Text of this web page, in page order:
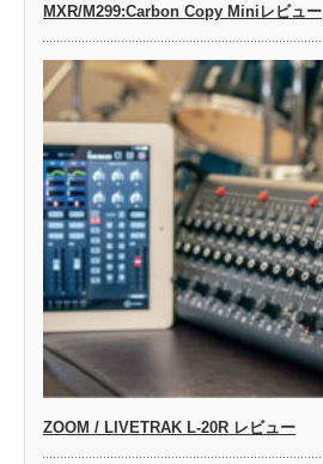
MXR/M299:Carbon Copy Miniレビュー
ZOOM / LIVETRAK L-20R レビュー